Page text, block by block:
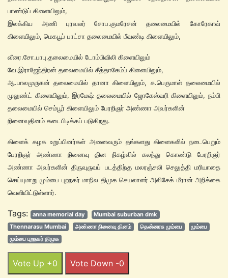
பாண்டுப் கிளையிலும்,
இலக்கிய அணி புரவலர் சோ‌ப.குமரேசன் தலைமையில் கோரேகாவ்
கிளையிலும், மெகபூப் பாட்சா தலைமையில் பீவண்டி கிளையிலும்,
வீரை.சோ.பாபு.தலைமையில் டோம்பிவிலி கிளையிலும்
வே.இராஜேந்திரன் தலைமையில் சீத்தாகேம்ப் கிளையிலும்,
ஆ.பாலமுருகன் தலைமையில் தானா கிளையிலும், சு.பெருமாள் தலைமையில்
முலுண்ட் கிளையிலும், இரமேஷ் தலைமையில் ஜோகேஸ்வரி கிளையிலும், நம்பி
தலைமையில் செம்பூர் கிளையிலும் பேரறிஞர் அண்ணா அவர்களின்
நினைவுதினம் கடைபிடிக்கப் படுகிறது.
கிளைக் கழக உறுப்பினர்கள் அனைவரும் தங்களது கிளைகளில் நடைபெறும்
பேரறிஞர் அண்ணா நினைவு தின நிகழ்வில் கலந்து கொண்டு பேரறிஞர்
அண்ணா அவர்களின் திருவுருவப் படத்திற்கு மலரஞ்சலி செலுத்தி மரியாதை
செய்யுமாறு மும்பை புறநகர் மாநில திமுக செயலாளர் அலிசேக் மீரான் அறிக்கை
வெளியிட்டுள்ளார்.
Tags: anna memorial day
Mumbai suburban dmk
Thennarasu Mumbai
அண்ணா நினைவு தினம் தென்னரசு மும்பை
மும்பை
மும்பை புறநகர் திமுக
Vote Up +0 Vote Down -0